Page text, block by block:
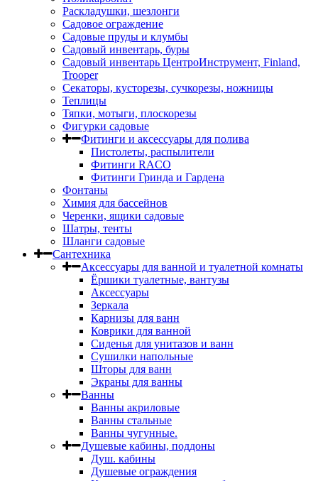
Раскладушки, шезлонги
Садовое ограждение
Садовые пруды и клумбы
Садовый инвентарь, буры
Садовый инвентарь ЦентроИнструмент, Finland,
Trooper
Секаторы, кусторезы, сучкорезы, ножницы
Теплицы
Тяпки, мотыги, плоскорезы
Фигурки садовые
Фитинги и аксессуары для полива
Пистолеты, распылители
Фитинги RACO
Фитинги Гринда и Гардена
Фонтаны
Химия для бассейнов
Черенки, ящики садовые
Шатры, тенты
Шланги садовые
Сантехника
Аксессуары для ванной и туалетной комнаты
Ёршики туалетные, вантузы
Аксессуары
Зеркала
Карнизы для ванн
Коврики для ванной
Сиденья для унитазов и ванн
Сушилки напольные
Шторы для ванн
Экраны для ванны
Ванны
Ванны акриловые
Ванны стальные
Ванны чугунные.
Душевые кабины, поддоны
Душ. кабины
Душевые ограждения